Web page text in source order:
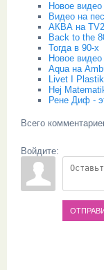
Новое
Видео на
АКВА на TV2
Back to the
Тогда в 90-х
Новое
Aqua на
Livet I Plastik
Hej
Рене Диф -
Всего
Войдите: